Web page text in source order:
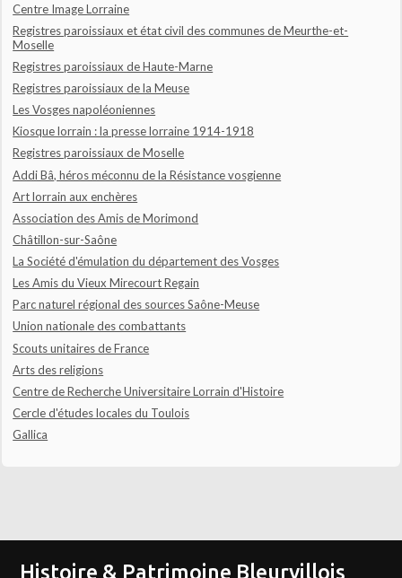
Centre Image Lorraine
Registres paroissiaux et état civil des communes de Meurthe-et-
Moselle
Registres paroissiaux de Haute-Marne
Registres paroissiaux de la Meuse
Les Vosges napoléoniennes
Kiosque lorrain : la presse lorraine 1914-1918
Registres paroissiaux de Moselle
Addi Bâ, héros méconnu de la Résistance vosgienne
Art lorrain aux enchères
Association des Amis de Morimond
Châtillon-sur-Saône
La Société d'émulation du département des Vosges
Les Amis du Vieux Mirecourt Regain
Parc naturel régional des sources Saône-Meuse
Union nationale des combattants
Scouts unitaires de France
Arts des religions
Centre de Recherche Universitaire Lorrain d'Histoire
Cercle d'études locales du Toulois
Gallica
Histoire & Patrimoine Bleurvillois